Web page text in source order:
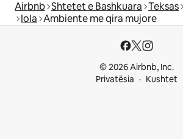
Airbnb Shtetet e Bashkuara Teksas
Iola Ambiente me qira mujore
© 2026 Airbnb, Inc.
Privatësia
Kushtet